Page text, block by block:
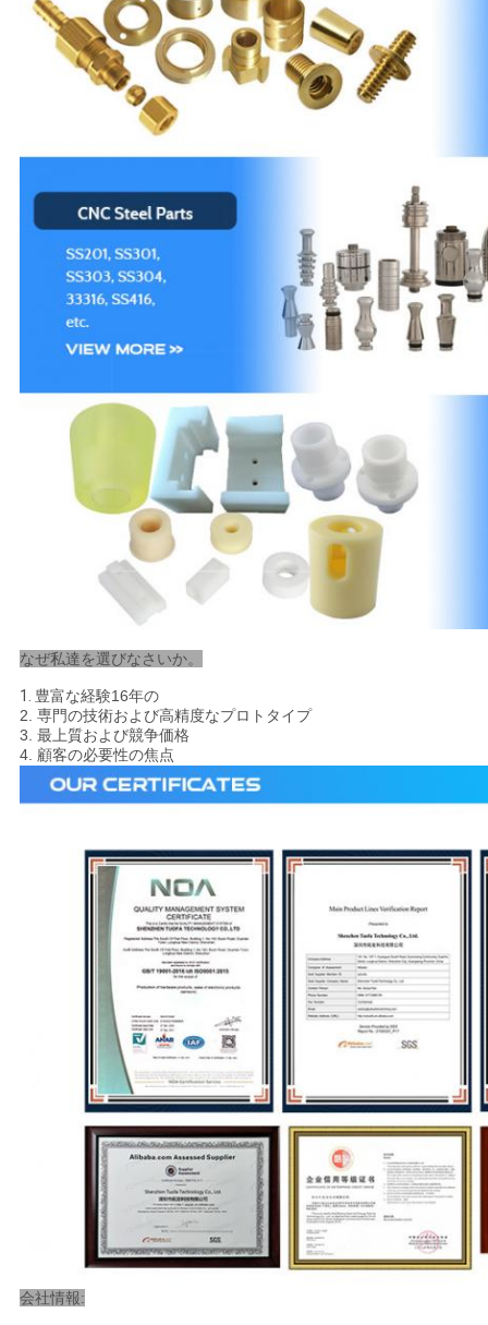
なぜ私達を選びなさいか。
1. 豊富な経験16年の
2. 専門の技術および高精度なプロトタイプ
3. 最上質および競争価格
4. 顧客の必要性の焦点
会社情報: